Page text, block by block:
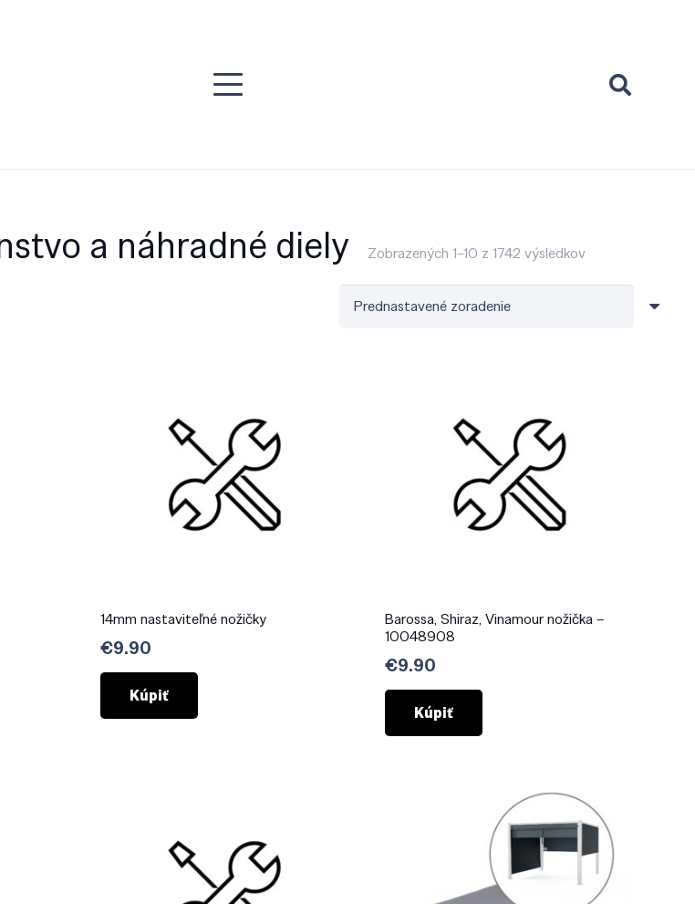
a náhradné diely Zobrazených 1–10 z 1742 výsledkov
14mm nastaviteľné nožičky
€9.90
Kúpiť
Barossa, Shiraz, Vinamour nožička –
10048908
€9.90
Kúpiť